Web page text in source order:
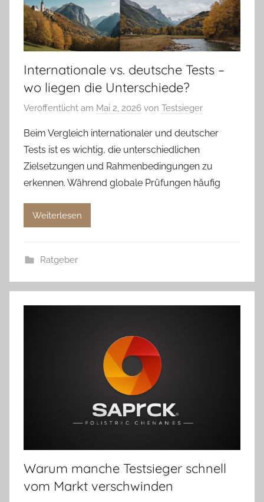
Internationale vs. deutsche Tests –
wo liegen die Unterschiede?
Veröffentlicht am Mai 2, 2026 von Testsieger
Beim Vergleich internationaler und deutscher
Tests ist es wichtig, die unterschiedlichen
Zielsetzungen und Rahmenbedingungen zu
erkennen. Während globale Prüfungen häufig
Weiterlesen
Ratgeber
Warum manche Testsieger schnell
vom Markt verschwinden